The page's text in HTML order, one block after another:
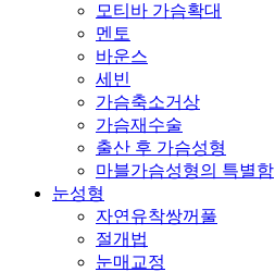
모티바 가슴확대
멘토
바운스
세빈
가슴축소거상
가슴재수술
출산 후 가슴성형
마블가슴성형의 특별함
눈성형
자연유착쌍꺼풀
절개법
눈매교정